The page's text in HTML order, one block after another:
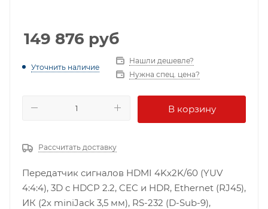
149 876 руб
Уточнить наличие
Нашли дешевле?
Нужна спец. цена?
В корзину
Рассчитать доставку
Передатчик сигналов HDMI 4Kх2K/60 (YUV
4:4:4), 3D с HDCP 2.2, CEC и HDR, Ethernet (RJ45),
ИК (2х miniJack 3,5 мм), RS-232 (D-Sub-9),